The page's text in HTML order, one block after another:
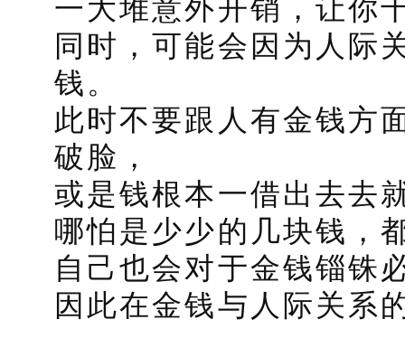
同时，可能会因为人际
钱。
此时不要跟人有金钱方
破脸，
或是钱根本一借出去去
哪怕是少少的几块钱，
自己也会对于金钱锱铢
因此在金钱与人际关系